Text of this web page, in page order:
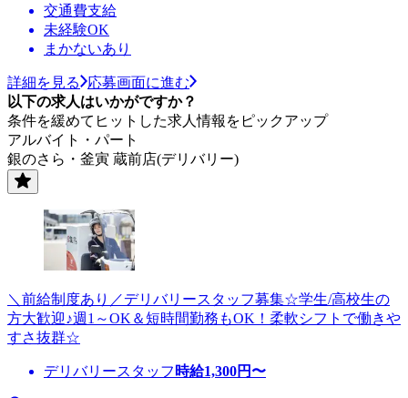
交通費支給
未経験OK
まかないあり
詳細を見る
応募画面に進む
以下の求人はいかがですか？
条件を緩めてヒットした求人情報をピックアップ
アルバイト・パート
銀のさら・釜寅 蔵前店(デリバリー)
＼前給制度あり／デリバリースタッフ募集☆学生/高校生の
方大歓迎♪週1～OK＆短時間勤務もOK！柔軟シフトで働きや
すさ抜群☆
デリバリースタッフ 時給1,300円〜